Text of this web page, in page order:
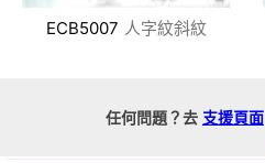
ECB5007 人字紋斜紋
任何問題？去 支援頁面